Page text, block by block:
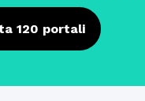
120 portali